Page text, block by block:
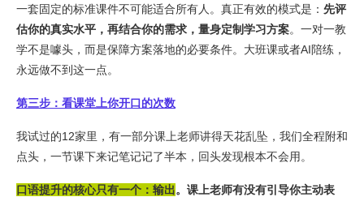
一套固定的标准课件不可能适合所有人。真正有效的模式是： 先评
估你的真实水平，再结合你的需求，量身定制学习方案。一对一教
学不是噱头，而是保障方案落地的必要条件。大班课或者AI陪练，
永远做不到这一点。
第三步：看课堂上你开口的次数
我试过的12家里，有一部分课上老师讲得天花乱坠，我们全程附和
点头，一节课下来记笔记记了半本，回头发现根本不会用。
口语提升的核心只有一个：输出。 课上老师有没有引导你主动表